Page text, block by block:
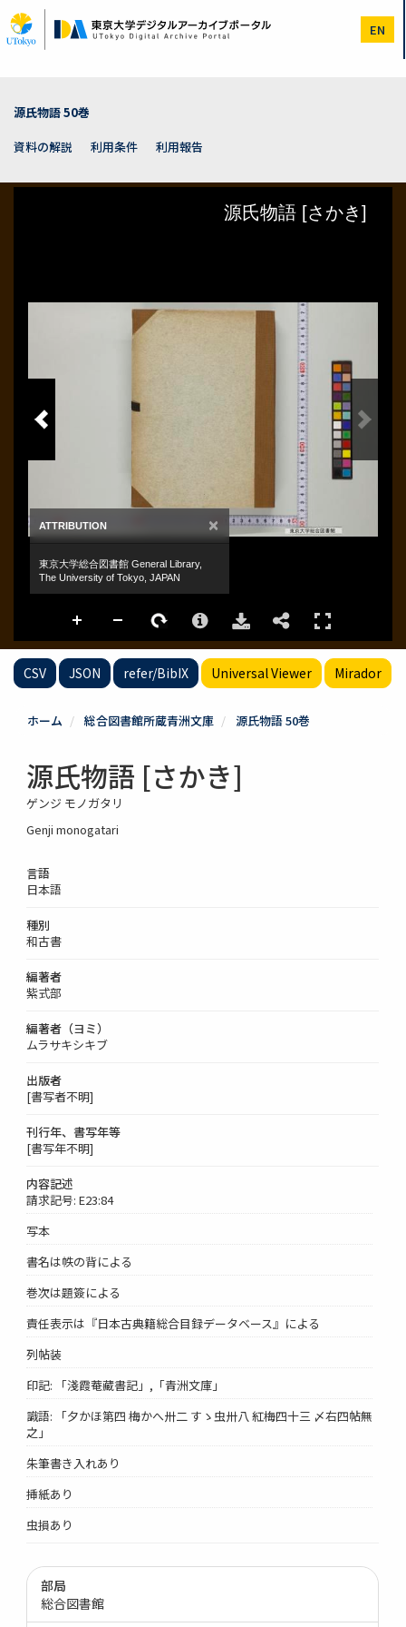
イ
ン
EN
源氏物語 50巻
資料の解説
利用条件 利用報告
CSV JSON refer/BibIX Universal Viewer Mirador
ホーム 総合図書館所蔵青洲文庫 源氏物語 50巻
源氏物語 [さかき]
ゲンジ モノガタリ
Genji monogatari
言語
日本語
種別
和古書
編著者
紫式部
編著者（ヨミ）
ムラサキシキブ
出版者
[書写者不明]
刊行年、書写年等
[書写年不明]
内容記述
請求記号: E23:84
写本
書名は帙の背による
巻次は題簽による
責任表示は『日本古典籍総合目録データベース』による
列帖装
印記: 「淺霞菴藏書記」,「青洲文庫」
識語: 「夕かほ第四 梅かへ卅二 すゝ虫卅八 紅梅四十三 〆右四帖無
之」
朱筆書き入れあり
挿紙あり
虫損あり
部局
総合図書館